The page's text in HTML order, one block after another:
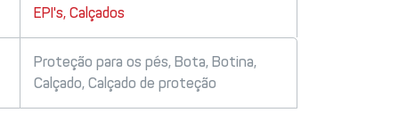
EPI's, Calçados
Proteção para os pés, Bota, Botina,
Calçado, Calçado de proteção